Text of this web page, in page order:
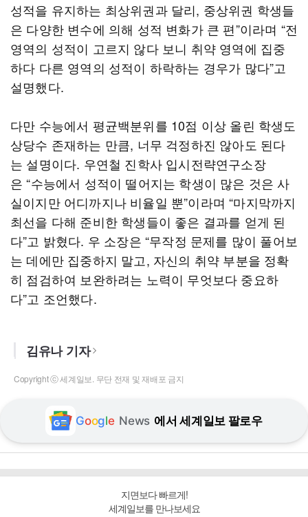
성적을 유지하는 최상위권과 달리, 중상위권 학생들
은 다양한 변수에 의해 성적 변화가 큰 편”이라며 “전
영역의 성적이 고르지 않다 보니 취약 영역에 집중
하다 다른 영역의 성적이 하락하는 경우가 많다”고
설명했다.
다만 수능에서 평균백분위를 10점 이상 올린 학생도
상당수 존재하는 만큼, 너무 걱정하진 않아도 된다
는 설명이다. 우연철 진학사 입시전략연구소장
은 “수능에서 성적이 떨어지는 학생이 많은 것은 사
실이지만 어디까지나 비율일 뿐”이라며 “마지막까지
최선을 다해 준비한 학생들이 좋은 결과를 얻게 된
다”고 밝혔다. 우 소장은 “무작정 문제를 많이 풀어보
는 데에만 집중하지 말고, 자신의 취약 부분을 정확
히 점검하여 보완하려는 노력이 무엇보다 중요하
다”고 조언했다.
김유나 기자
Copyright ⓒ 세계일보. 무단 전재 및 재배포 금지
Google News 에서 세계일보 팔로우
지면보다 빠르게!
세계일보를 만나보세요